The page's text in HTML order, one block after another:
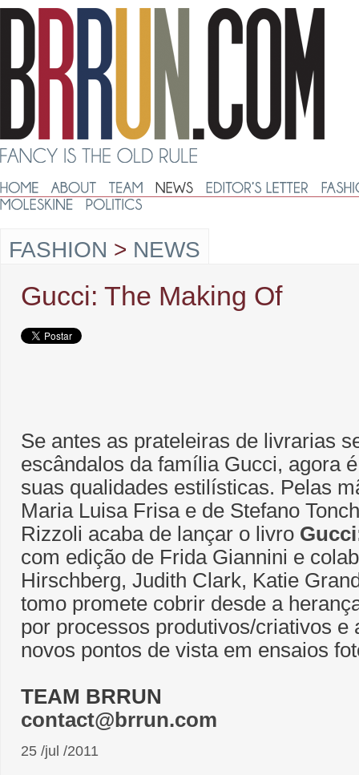
FASHION > NEWS
Gucci: The Making Of
Se antes as prateleiras de livrarias
escândalos da família Gucci, agora
suas qualidades estilísticas. Pelas
Maria Luisa Frisa e de Stefano
Rizzoli acaba de lançar o livro
com edição de Frida Giannini e
Hirschberg, Judith Clark, Katie
tomo promete cobrir desde a
por processos produtivos/criativos e
novos pontos de vista em ensaios
TEAM BRRUN
contact@brrun.com
25 /jul /2011